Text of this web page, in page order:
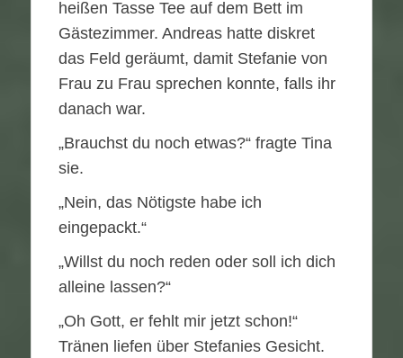
heißen Tasse Tee auf dem Bett im
Gästezimmer. Andreas hatte diskret
das Feld geräumt, damit Stefanie von
Frau zu Frau sprechen konnte, falls ihr
danach war.
„Brauchst du noch etwas?“ fragte Tina
sie.
„Nein, das Nötigste habe ich
eingepackt.“
„Willst du noch reden oder soll ich dich
alleine lassen?“
„Oh Gott, er fehlt mir jetzt schon!“
Tränen liefen über Stefanies Gesicht.